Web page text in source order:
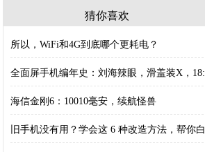
猜你喜欢
所以，WiFi和4G到底哪个更耗电？
全面屏手机编年史：刘海辣眼，滑盖装X，18:
海信金刚6：10010毫安，续航怪兽
旧手机没有用？学会这 6 种改造方法，帮你白